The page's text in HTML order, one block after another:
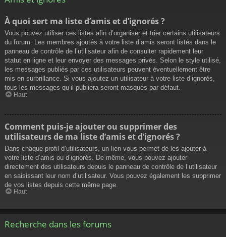
À quoi sert ma liste d’amis et d’ignorés ?
Vous pouvez utiliser ces listes afin d’organiser et trier certains utilisateurs
du forum. Les membres ajoutés à votre liste d’amis seront listés dans le
panneau de contrôle de l’utilisateur afin de consulter rapidement leur
statut en ligne et leur envoyer des messages privés. Selon le style utilisé,
les messages publiés par ces utilisateurs peuvent éventuellement être
mis en surbrillance. Si vous ajoutez un utilisateur à votre liste d’ignorés,
tous les messages qu’il publiera seront masqués par défaut.
Haut
Comment puis-je ajouter ou supprimer des
utilisateurs de ma liste d’amis et d’ignorés ?
Dans chaque profil d’utilisateurs, un lien vous permet de les ajouter à
votre liste d’amis ou d’ignorés. De même, vous pouvez ajouter
directement des utilisateurs depuis le panneau de contrôle de l’utilisateur
en saisissant leur nom d’utilisateur. Vous pouvez également les supprimer
de vos listes depuis cette même page.
Haut
Recherche dans les forums